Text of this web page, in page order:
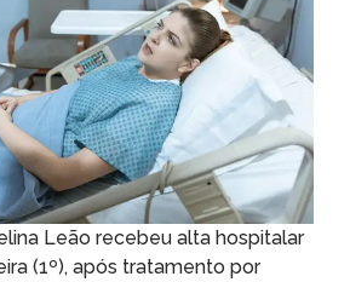
Leão recebeu alta hospitalar
(1º), após tratamento por